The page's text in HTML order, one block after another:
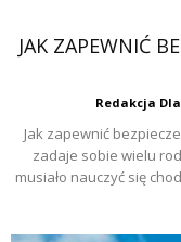
JAK ZAPEWNIĆ
Redakcja
Jak zapewnić
zadaje sobie wielu
musiało nauczyć się